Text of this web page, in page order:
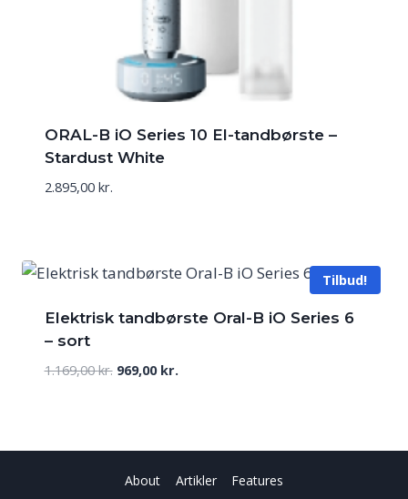
ORAL-B iO Series 10 El-tandbørste –
Stardust White
2.895,00 kr.
Tilbud!
Elektrisk tandbørste Oral-B iO Series 6
– sort
1.169,00kr. Den
1.169,00 kr..
969,00 kr.
969,00 kr..
About Artikler Features